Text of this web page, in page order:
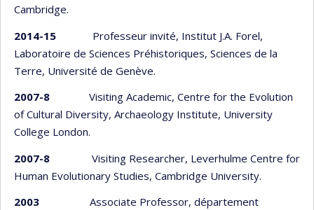
Cambridge.
2014-15 Professeur invité, Institut J.A. Forel,
Laboratoire de Sciences Préhistoriques, Sciences de la
Terre, Université de Genève.
2007-8
Visiting Academic, Centre for the Evolution
of Cultural Diversity, Archaeology Institute, University
College London.
2007-8 Visiting Researcher, Leverhulme Centre for
Human Evolutionary Studies, Cambridge University.
2003 Associate Professor, département